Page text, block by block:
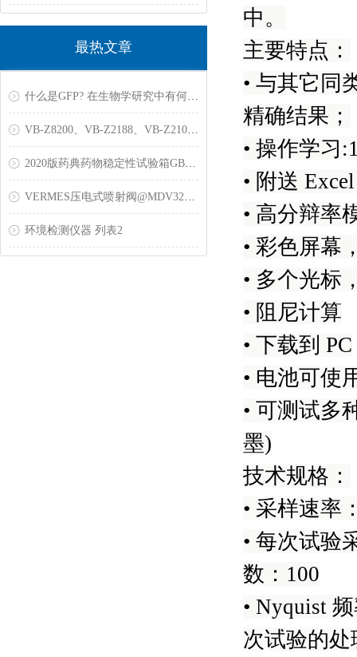
最热文章
什么是GFP? 在生物学研究中有何用途？
VB-Z8200、VB-Z2188、VB-Z2101、VB-Z2102、VB-12161变送器
2020版药典药物稳定性试验箱GB/T10586-2006标准
VERMES压电式喷射阀@MDV3200-HM压电式喷胶阀
环境检测仪器 列表2
中。
主要特点：
• 与其它同
精确结果；
• 操作学习
• 附送
• 高分辩率
• 彩色屏幕
• 多个光标
• 阻尼计算
• 下载到 PC
• 电池可使
• 可测试多
墨)
技术规格：
• 采样速率
• 每次试验
数：100
• Nyquist
次试验的处